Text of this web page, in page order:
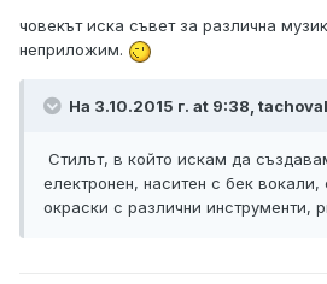
човекът иска съвет за различна
неприложим.
На 3.10.2015 г. at 9:38,
Стилът, в който искам да
електронен, наситен с бек вокали,
окраски с различни инструменти,